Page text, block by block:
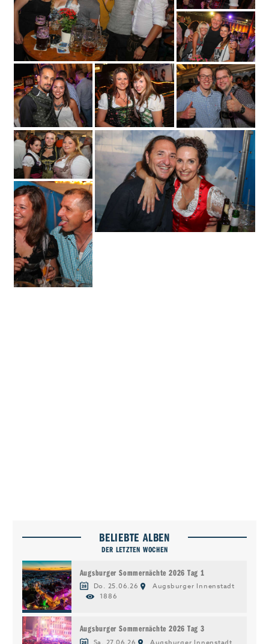
BELIEBTE ALBEN
DER LETZTEN WOCHEN
Augsburger Sommernächte 2026 Tag 1
Do. 25.06.26
Augsburger Innenstadt
1886
Augsburger Sommernächte 2026 Tag 3